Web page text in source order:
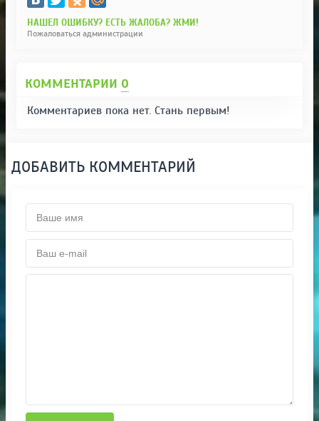
НАШЕЛ ОШИБКУ? ЕСТЬ ЖАЛОБА? ЖМИ!
Пожаловаться администрации
КОММЕНТАРИИ 0
Комментариев пока нет. Стань первым!
ДОБАВИТЬ КОММЕНТАРИЙ